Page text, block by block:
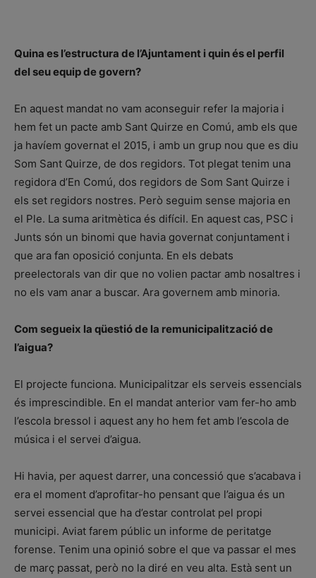
Quina es l’estructura de l’Ajuntament i quin és el perfil
del seu equip de govern?
En aquest mandat no vam aconseguir refer la majoria i
hem fet un pacte amb Sant Quirze en Comú, amb els que
ja havíem governat el 2015, i amb un grup nou que es diu
Som Sant Quirze, de dos regidors. Tot plegat tenim una
regidora d’En Comú, dos regidors de Som Sant Quirze i
els set regidors nostres. Però seguim sense majoria en
el Ple. La suma aritmètica és difícil. En aquest cas, PSC i
Junts són un binomi que havia governat conjuntament i
que ara fan oposició conjunta. En els debats
preelectorals van dir que no volien pactar amb nosaltres i
no els vam anar a buscar. Ara governem amb minoria.
Com segueix la qüestió de la remunicipalització de
l’aigua?
El projecte funciona. Municipalitzar els serveis essencials
és imprescindible. En el mandat anterior vam fer-ho amb
l’escola bressol i aquest any ho hem fet amb l’escola de
música i el servei d’aigua.
Hi havia, per aquest darrer, una concessió que s’acabava i
era el moment d’aprofitar-ho pensant que l’aigua és un
servei essencial que ha d’estar controlat pel propi
municipi. Aviat farem públic un informe de peritatge
forense. Tenim una opinió sobre el que va passar el mes
de març passat, però no la diré en veu alta. Està sent un